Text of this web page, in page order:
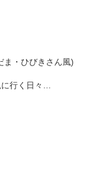
ま・ひびきさん風)
行く日々…